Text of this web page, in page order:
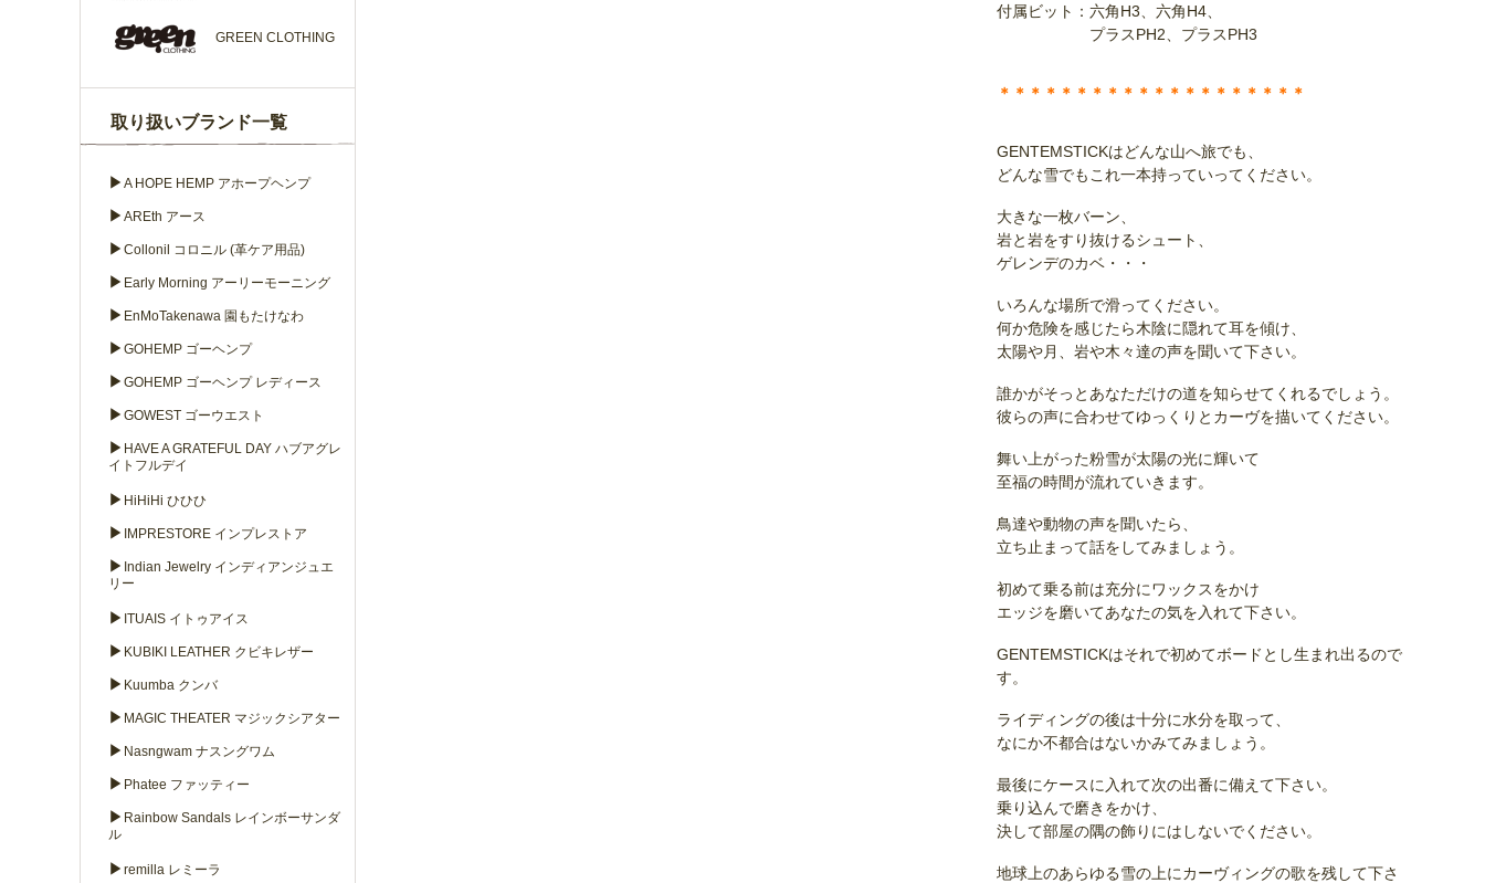
付属ビット：六角H3、六角H4、
プラスPH2、プラスPH3
＊＊＊＊＊＊＊＊＊＊＊＊＊＊＊＊＊＊＊＊
GENTEMSTICKはどんな山へ旅でも、
どんな雪でもこれ一本持っていってください。
大きな一枚バーン、
岩と岩をすり抜けるシュート、
ゲレンデのカベ・・・
いろんな場所で滑ってください。
何か危険を感じたら木陰に隠れて耳を傾け、
太陽や月、岩や木々達の声を聞いて下さい。
誰かがそっとあなただけの道を知らせてくれるでしょう。
彼らの声に合わせてゆっくりとカーヴを描いてください。
舞い上がった粉雪が太陽の光に輝いて
至福の時間が流れていきます。
鳥達や動物の声を聞いたら、
立ち止まって話をしてみましょう。
初めて乗る前は充分にワックスをかけ
エッジを磨いてあなたの気を入れて下さい。
GENTEMSTICKはそれで初めてボードとし生まれ出るので
す。
ライディングの後は十分に水分を取って、
なにか不都合はないかみてみましょう。
最後にケースに入れて次の出番に備えて下さい。
乗り込んで磨きをかけ、
決して部屋の隅の飾りにはしないでください。
地球上のあらゆる雪の上にカーヴィングの歌を残して下さ
GREEN CLOTHING
取り扱いブランド一覧
▶ A HOPE HEMP アホープヘンプ
▶ AREth アース
▶ Collonil コロニル (革ケア用品)
▶ Early Morning アーリーモーニング
▶ EnMoTakenawa 園もたけなわ
▶ GOHEMP ゴーヘンプ
▶ GOHEMP ゴーヘンプ レディース
▶ GOWEST ゴーウエスト
▶ HAVE A GRATEFUL DAY ハブアグレ
イトフルデイ
▶ HiHiHi ひひひ
▶ IMPRESTORE インプレストア
▶ Indian Jewelry インディアンジュエ
リー
▶ ITUAIS イトゥアイス
▶ KUBIKI LEATHER クビキレザー
▶ Kuumba クンバ
▶ MAGIC THEATER マジックシアター
▶ Nasngwam ナスングワム
▶ Phatee ファッティー
▶ Rainbow Sandals レインボーサンダ
ル
▶ remilla レミーラ